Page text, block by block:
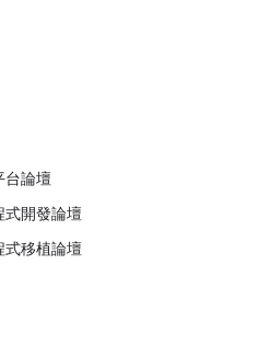
論壇
開發論壇
移植論壇